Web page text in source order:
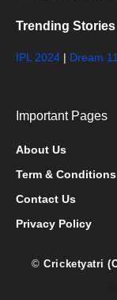
Trending Stories
IPL 2024 | Dream
Important Pages
About Us
Term & Conditions
Contact Us
Privacy Policy
©Cricketyatri